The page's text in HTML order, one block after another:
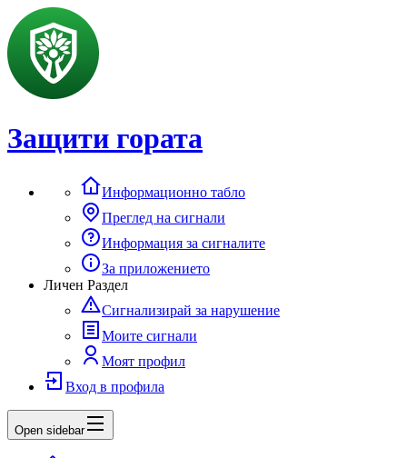
Защити гората
Информационно табло
Преглед на сигнали
Информация за сигналите
За приложението
Личен Раздел
Сигнализирай за нарушение
Моите сигнали
Моят профил
Вход в профила
Open sidebar